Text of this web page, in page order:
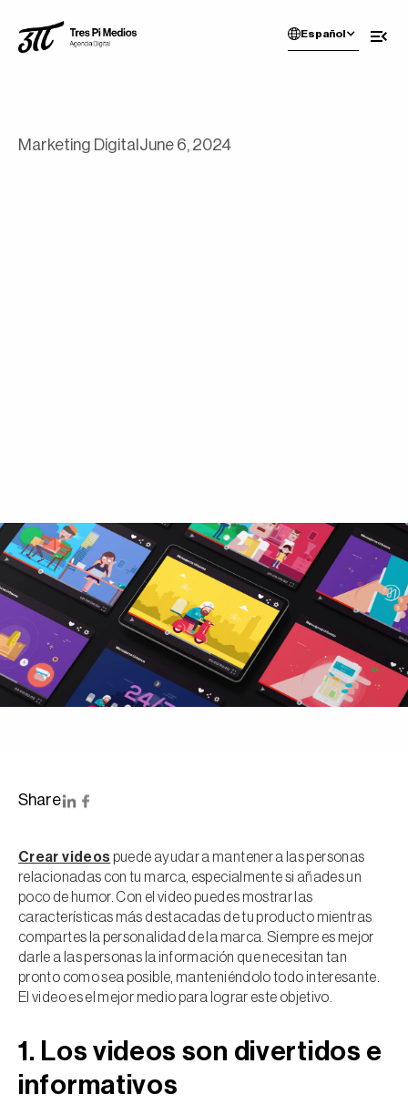
Español
Marketing Digital June 6, 2024
Share
Crear videos puede ayudar a mantener a las personas
relacionadas con tu marca, especialmente si añades un
poco de humor. Con el video puedes mostrar las
características más destacadas de tu producto mientras
compartes la personalidad de la marca. Siempre es mejor
darle a las personas la información que necesitan tan
pronto como sea posible, manteniéndolo todo interesante.
El video es el mejor medio para lograr este objetivo.
1. Los videos son divertidos e
informativos